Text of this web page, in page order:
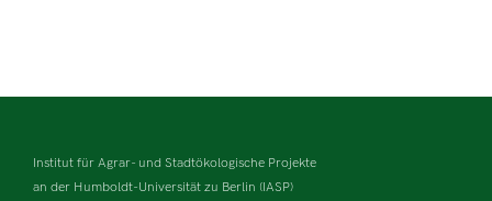
Institut für Agrar- und Stadtökologische Projekte
an der Humboldt-Universität zu Berlin (IASP)